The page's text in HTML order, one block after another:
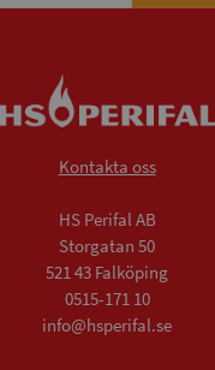
Kontakta oss
HS Perifal AB
Storgatan 50
521 43 Falköping
0515-171 10
info@hsperifal.se